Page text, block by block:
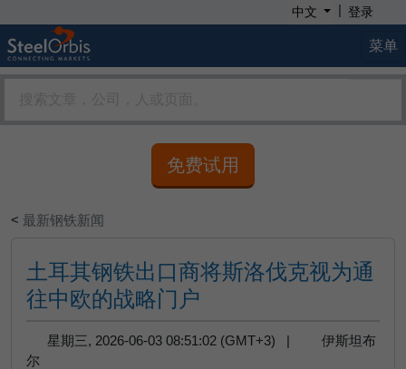
中文 | 登录
菜单
免费试用
< 最新钢铁新闻
土耳其钢铁出口商将斯洛伐克视为通
往中欧的战略门户
星期三, 2026-06-03 08:51:02 (GMT+3) |
伊斯坦布
尔